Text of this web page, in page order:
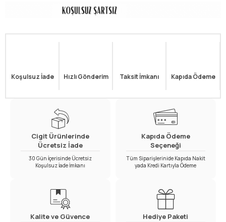
Koşulsuz İade Hızlı Gönderim Taksit İmkanı Kapıda Ödeme
Cigit Ürünlerinde
Ücretsiz İade
30 Gün İçerisinde Ücretsiz
Koşulsuz İade İmkanı
Kapıda Ödeme
Seçeneği
Tüm Siparişlerinide Kapıda Nakit
yada Kredi Kartıyla Ödeme
Kalite ve Güvence Hediye Paketi